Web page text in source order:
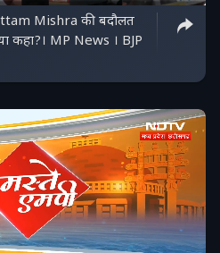
Mishra की बदौलत
कहा?। MP News । BJP